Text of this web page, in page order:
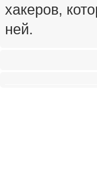
хакеров,
ней.